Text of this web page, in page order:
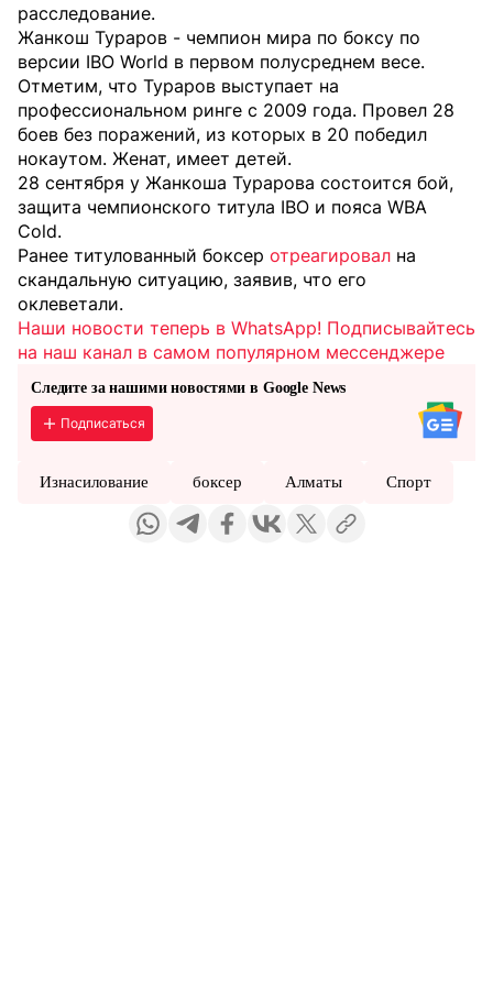
расследование.
Жанкош Тураров - чемпион мира по боксу по
версии IBO World в первом полусреднем весе.
Отметим, что Тураров выступает на
профессиональном ринге с 2009 года. Провел 28
боев без поражений, из которых в 20 победил
нокаутом. Женат, имеет детей.
28 сентября у Жанкоша Турарова состоится бой,
защита чемпионского титула IBO и пояса WBА
Сold.
Ранее титулованный боксер отреагировал на
скандальную ситуацию, заявив, что его
оклеветали.
Наши новости теперь в WhatsApp! Подписывайтесь
на наш канал в самом популярном мессенджере
Следите за нашими новостями в Google News
Подписаться
Изнасилование боксер Алматы Спорт